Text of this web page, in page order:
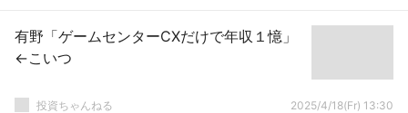
有野「ゲームセンターCXだけで年収１憶」
←こいつ
投資ちゃんねる 2025/4/18(Fr) 13:30